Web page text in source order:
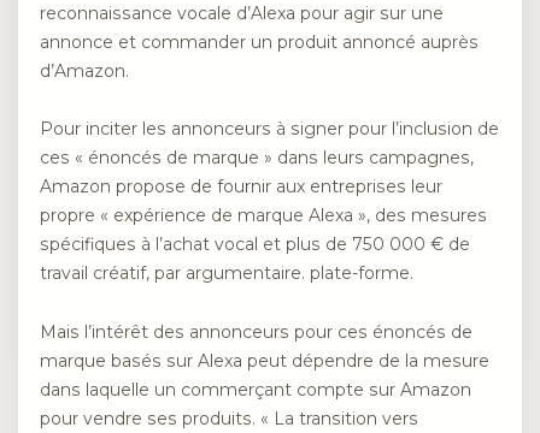
reconnaissance vocale d’Alexa pour agir sur une
annonce et commander un produit annoncé auprès
d’Amazon.
Pour inciter les annonceurs à signer pour l’inclusion de
ces « énoncés de marque » dans leurs campagnes,
Amazon propose de fournir aux entreprises leur
propre « expérience de marque Alexa », des mesures
spécifiques à l’achat vocal et plus de 750 000 € de
travail créatif, par argumentaire. plate-forme.
Mais l’intérêt des annonceurs pour ces énoncés de
marque basés sur Alexa peut dépendre de la mesure
dans laquelle un commerçant compte sur Amazon
pour vendre ses produits. « La transition vers